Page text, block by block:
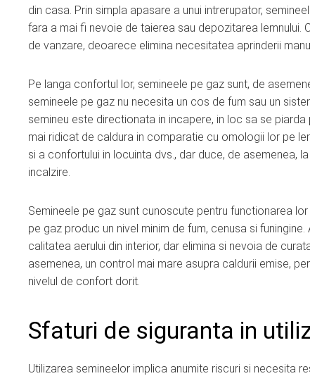
din casa. Prin simpla apasare a unui intrerupator,
fara a mai fi nevoie de taierea sau depozitarea
de vanzare, deoarece elimina necesitatea aprinderii
Pe langa confortul lor, semineele pe gaz sunt, de
semineele pe gaz nu necesita un cos de fum sau un
semineu este directionata in incapere, in loc sa se
mai ridicat de caldura in comparatie cu omologii lor pe
si a confortului in locuinta dvs., dar duce, de asemenea,
incalzire.
Semineele pe gaz sunt cunoscute pentru functionarea
pe gaz produc un nivel minim de fum, cenusa si
calitatea aerului din interior, dar elimina si nevoia de
asemenea, un control mai mare asupra caldurii emise,
nivelul de confort dorit.
Sfaturi de siguranta in
Utilizarea semineelor implica anumite riscuri si necesita